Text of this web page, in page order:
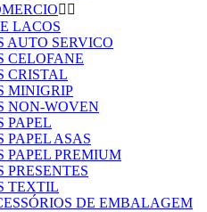
 
LACOS
AUTO SERVICO
CELOFANE
CRISTAL
MINIGRIP
NON-WOVEN
PAPEL
PAPEL ASAS
PAPEL PREMIUM
PRESENTES
TEXTIL
DE EMBALAGEM